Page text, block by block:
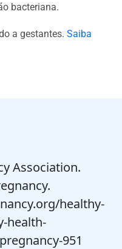
bacteriana.
a gestantes. Saiba
Association.
healthy-
health-
951